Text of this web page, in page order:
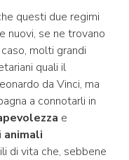
questi due regimi
nuovi, se ne trovano
molti grandi
quali il
da Vinci, ma
a connotarli in
e
animali
di vita che, sebbene